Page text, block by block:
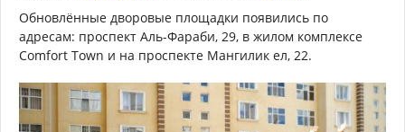
Обновлённые дворовые площадки появились по
адресам: проспект Аль-Фараби, 29, в жилом комплексе
Comfort Town и на проспекте Мангилик ел, 22.